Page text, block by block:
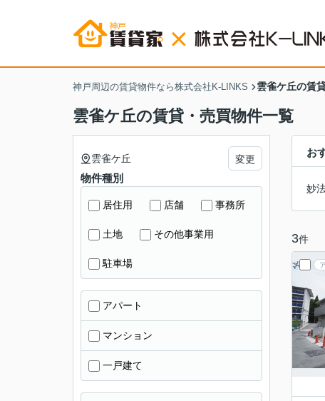
神戸周辺の賃貸物件なら株式会社K-LINKS 雲雀ケ丘の賃
雲雀ケ丘の賃貸・売買物件一覧
お
妙
3件
雲雀ケ丘 変更
物件種別
居住用 店舗 事務所
土地 その他事業用
駐車場
アパート
マンション
一戸建て